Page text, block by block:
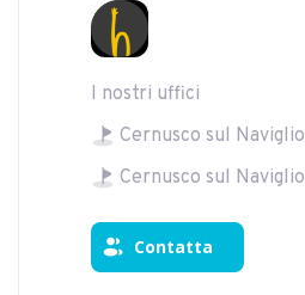
I nostri uffici
Cernusco sul Naviglio
Cernusco sul Naviglio
Contatta